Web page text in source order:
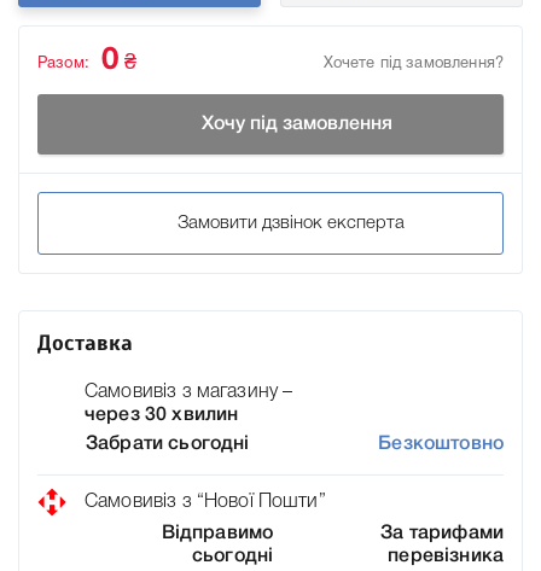
Хочете під замовлення?
Разом: 0 ₴
Хочу під замовлення
Замовити дзвінок експерта
Доставка
Самовивіз з магазину –
через 30 хвилин
Забрати сьогодні
Безкоштовно
Самовивіз з “Нової Пошти”
Відправимо
сьогодні
За тарифами
перевізника